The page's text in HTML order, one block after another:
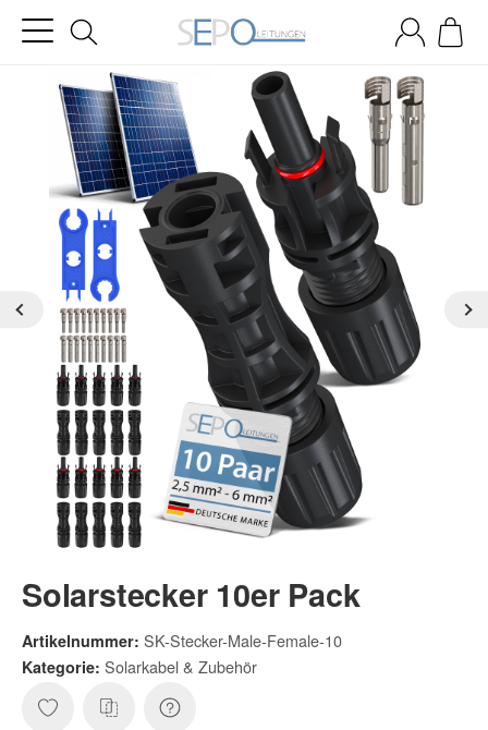
Solarstecker 10er Pack
Artikelnummer: SK-Stecker-Male-Female-10
Kategorie: Solarkabel & Zubehör